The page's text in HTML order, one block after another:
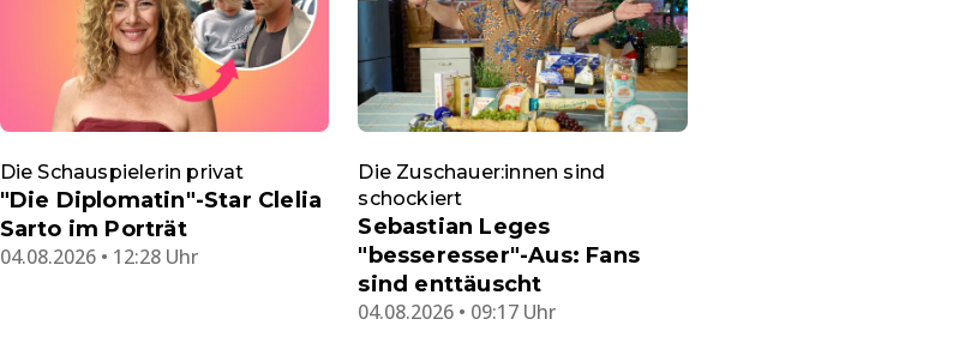
Die Schauspielerin privat
"Die Diplomatin"-Star Clelia
Sarto im Porträt
04.08.2026 • 12:28 Uhr
Die Zuschauer:innen sind
schockiert
Sebastian Leges
"besseresser"-Aus: Fans
sind enttäuscht
04.08.2026 • 09:17 Uhr